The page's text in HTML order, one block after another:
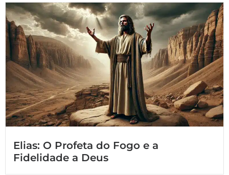
Elias: O Profeta do Fogo e a
Fidelidade a Deus